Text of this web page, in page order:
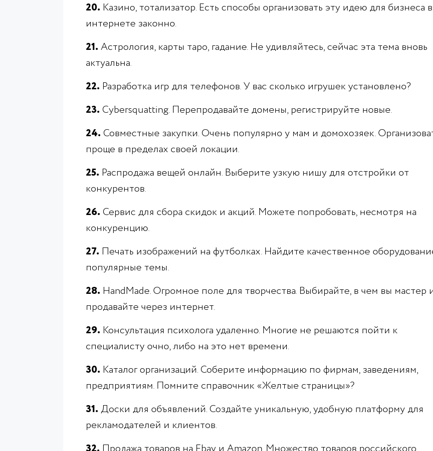
20. Казино, тотализатор. Есть способы организовать эту идею для бизнеса в
интернете законно.
21. Астрология, карты таро, гадание. Не удивляйтесь, сейчас эта тема вновь
актуальна.
22. Разработка игр для телефонов. У вас сколько игрушек установлено?
23. Сybersquatting. Перепродавайте домены, регистрируйте новые.
24. Совместные закупки. Очень популярно у мам и домохозяек.
проще в пределах своей локации.
25. Распродажа вещей онлайн. Выберите узкую нишу для отстройки от
конкурентов.
26. Сервис для сбора скидок и акций. Можете попробовать, несмотря на
конкуренцию.
27. Печать изображений на футболках. Найдите качественное
популярные темы.
28. HandMade. Огромное поле для творчества. Выбирайте, в чем вы мастер
продавайте через интернет.
29. Консультация психолога удаленно. Многие не решаются пойти к
специалисту очно, либо на это нет времени.
30. Каталог организаций. Соберите информацию по фирмам, заведениям,
предприятиям. Помните справочник «Желтые страницы»?
31. Доски для объявлений. Создайте уникальную, удобную платформу для
рекламодателей и клиентов.